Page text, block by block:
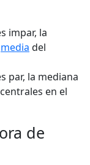
impar, la
media del
par, la mediana
en el
de